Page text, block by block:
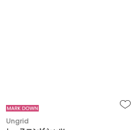
Ungrid